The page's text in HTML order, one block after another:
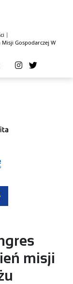
|
Gospodarczej W
misji